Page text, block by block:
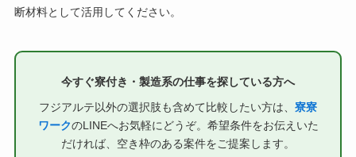
断材料として活用してください。
今すぐ寮付き・製造系の仕事を探している方へ
フジアルテ以外の選択肢も含めて比較したい方は、 寮寮
ワークのLINEへお気軽にどうぞ。希望条件をお伝えいた
だければ、空き枠のある案件をご提案します。